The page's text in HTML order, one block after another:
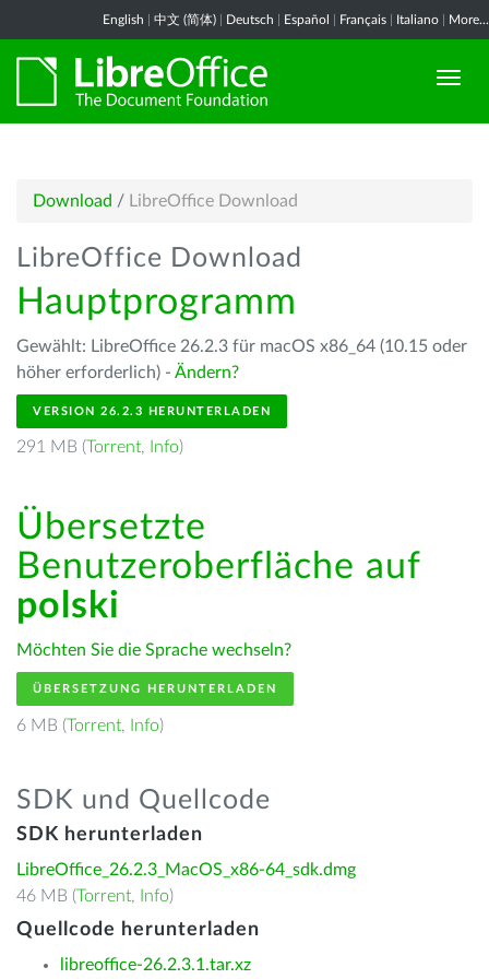
English 中文 (简体) Deutsch Español Français Italiano More...
Download / LibreOffice Download
LibreOffice Download
Hauptprogramm
Gewählt: LibreOffice 26.2.3 für macOS x86_64 (10.15 oder
höher erforderlich) - Ändern?
VERSION 26.2.3 HERUNTERLADEN
291 MB (Torrent, Info)
Übersetzte
Benutzeroberfläche auf
polski
Möchten Sie die Sprache wechseln?
ÜBERSETZUNG HERUNTERLADEN
6 MB (Torrent, Info)
SDK und Quellcode
SDK herunterladen
LibreOffice_26.2.3_MacOS_x86-64_sdk.dmg
46 MB (Torrent, Info)
Quellcode herunterladen
libreoffice-26.2.3.1.tar.xz